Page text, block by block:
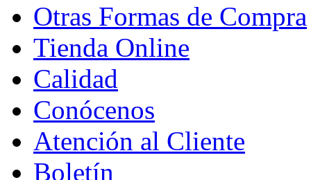
Otras Formas de Compra
Tienda Online
Calidad
Conócenos
Atención al Cliente
Boletín